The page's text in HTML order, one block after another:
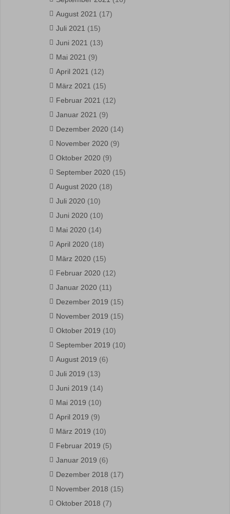
August 2021 (17)
Juli 2021 (15)
Juni 2021 (13)
Mai 2021 (9)
April 2021 (12)
März 2021 (15)
Februar 2021 (12)
Januar 2021 (9)
Dezember 2020 (14)
November 2020 (9)
Oktober 2020 (9)
September 2020 (15)
August 2020 (18)
Juli 2020 (10)
Juni 2020 (10)
Mai 2020 (14)
April 2020 (18)
März 2020 (15)
Februar 2020 (12)
Januar 2020 (11)
Dezember 2019 (15)
November 2019 (15)
Oktober 2019 (10)
September 2019 (10)
August 2019 (6)
Juli 2019 (13)
Juni 2019 (14)
Mai 2019 (10)
April 2019 (9)
März 2019 (10)
Februar 2019 (5)
Januar 2019 (6)
Dezember 2018 (17)
November 2018 (15)
Oktober 2018 (7)